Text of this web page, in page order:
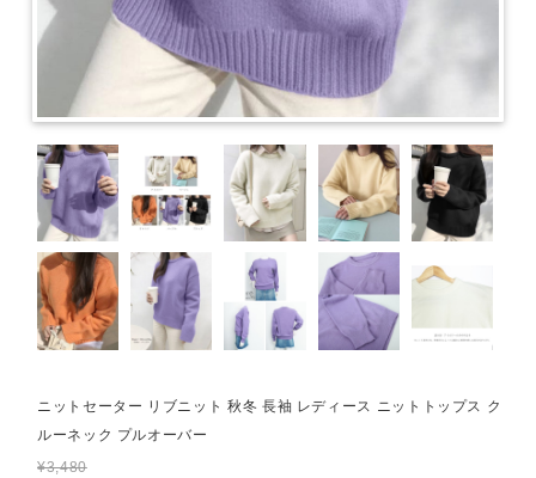
ニットセーター リブニット 秋冬 長袖 レディース ニットトップス ク
ルーネック プルオーバー
¥3,480